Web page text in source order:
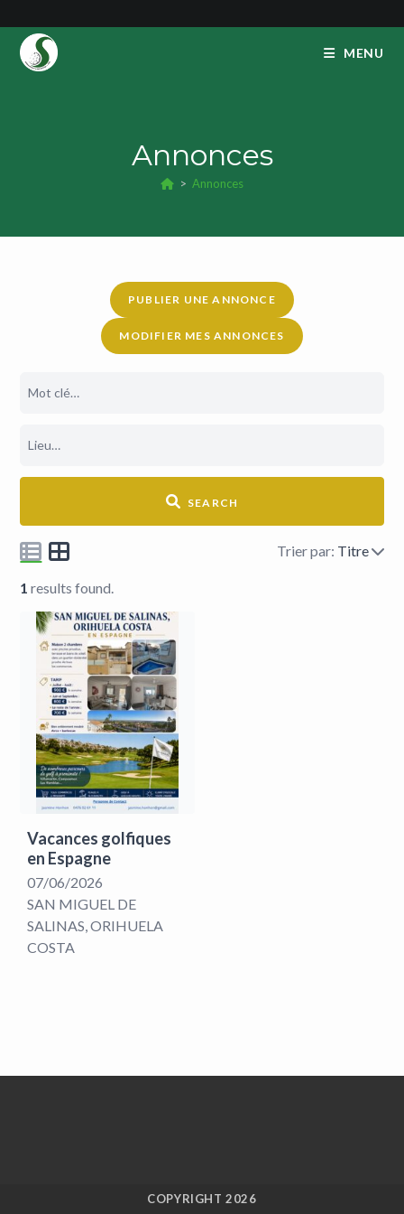
content
MENU
Annonces
> Annonces
PUBLIER UNE ANNONCE
MODIFIER MES ANNONCES
SEARCH
Trier par: Titre
1 results found.
Vacances golfiques
en Espagne
07/06/2026
SAN MIGUEL DE
SALINAS, ORIHUELA
COSTA
COPYRIGHT 2026